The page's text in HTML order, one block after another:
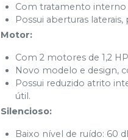
Com tratamento interno
Possui aberturas
Motor:
Com 2 motores de 1,2
Novo modelo e design,
Possui reduzido atrito
útil.
Silencioso:
Baixo nível de ruído: 60